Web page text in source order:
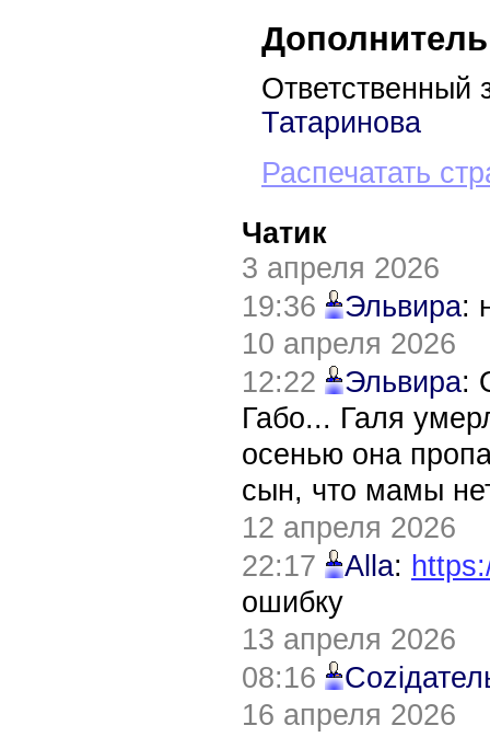
Ответственный
Татаринова
Распечатать
Чатик
3 апреля 2026
19:36
Эльвира:
10 апреля 2026
12:22
Эльвира:
Габо... Галя
осенью она
сын, что мамы
12 апреля 2026
22:17
Alla:
ошибку
13 апреля 2026
08:16
16 апреля 2026